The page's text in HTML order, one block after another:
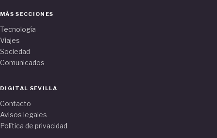
MÁS SECCIONES
Tecnología
Viajes
Sociedad
Comunicados
DIGITAL SEVILLA
Contacto
Avisos legales
Política de privacidad